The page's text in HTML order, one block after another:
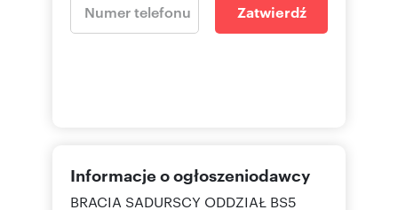
Zatwierdź
Informacje o ogłoszeniodawcy
BRACIA SADURSCY ODDZIAŁ BS5